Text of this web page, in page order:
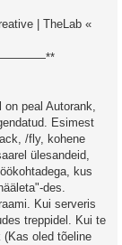
| TheLab «
peal Autorank,
Esimest
/fly, kohene
ülesandeid,
kus
des.
Kui serveris
treppidel. Kui te
oled tõeline